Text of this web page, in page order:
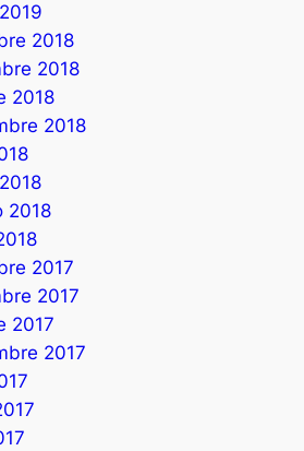
2018
2018
2018
2018
2018
2017
2017
2017
2017